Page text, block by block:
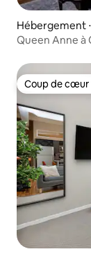
Hébergement
Queen Anne à
Coup de cœur
Coup de cœur